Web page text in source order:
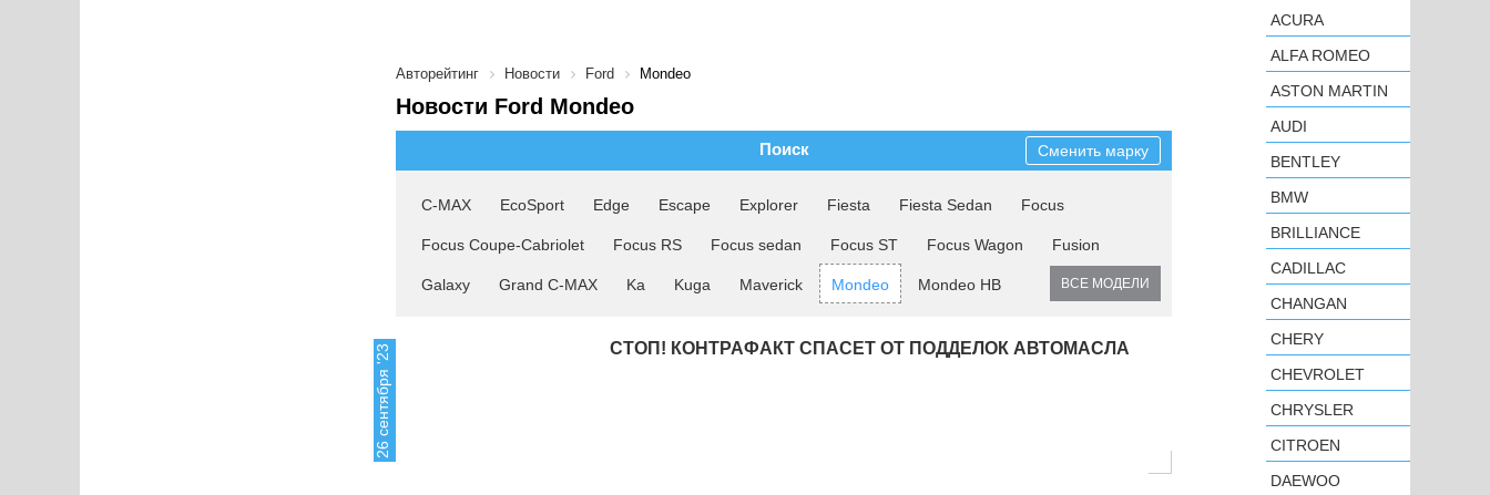
Авторейтинг Новости Ford Mondeo
Новости Ford Mondeo
Поиск Сменить марку
C-MAX EcoSport Edge Escape Explorer Fiesta Fiesta Sedan Focus
Focus Coupe-Cabriolet Focus RS Focus sedan Focus ST Focus Wagon Fusion
Galaxy Grand C-MAX Ka Kuga Maverick Mondeo Mondeo HB ВСЕ МОДЕЛИ
26 сентября '23 СТОП! КОНТРАФАКТ СПАСЕТ ОТ ПОДДЕЛОК АВТОМАСЛА
ACURA
ALFA ROMEO
ASTON MARTIN
AUDI
BENTLEY
BMW
BRILLIANCE
CADILLAC
CHANGAN
CHERY
CHEVROLET
CHRYSLER
CITROEN
DAEWOO